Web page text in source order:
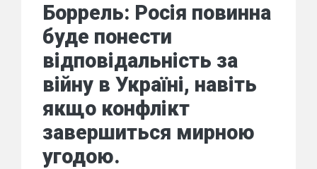
Боррель: Росія повинна
буде понести
відповідальність за
війну в Україні, навіть
якщо конфлікт
завершиться мирною
угодою.